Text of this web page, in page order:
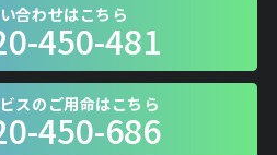
合わせはこちら
450-481
スのご用命はこちら
450-686